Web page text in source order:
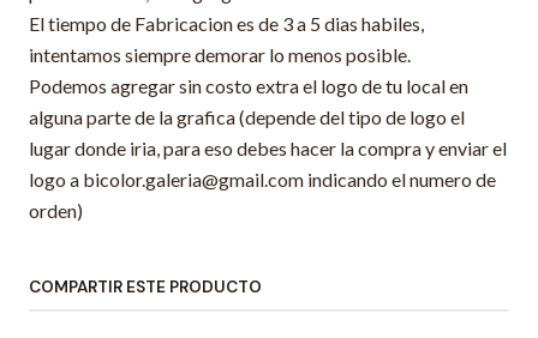
El tiempo de Fabricacion es de 3 a 5 dias habiles,
intentamos siempre demorar lo menos posible.
Podemos agregar sin costo extra el logo de tu local en
alguna parte de la grafica (depende del tipo de logo el
lugar donde iria, para eso debes hacer la compra y enviar el
logo a bicolor.galeria@gmail.com indicando el numero de
orden)
COMPARTIR ESTE PRODUCTO